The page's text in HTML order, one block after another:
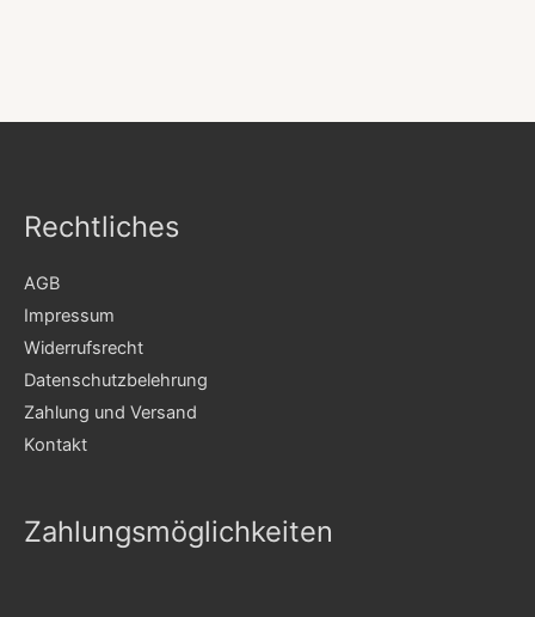
Rechtliches
AGB
Impressum
Widerrufsrecht
Datenschutzbelehrung
Zahlung und Versand
Kontakt
Zahlungsmöglichkeiten